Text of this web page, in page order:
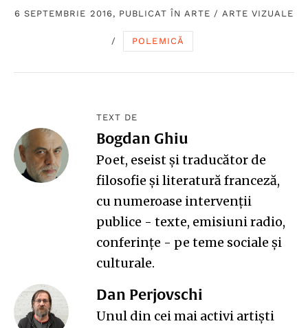
6 SEPTEMBRIE 2016, PUBLICAT ÎNARTE / ARTE VIZUALE
/ POLEMICĂ
TEXT DE
Bogdan Ghiu
Poet, eseist și traducător de
filosofie și literatură franceză,
cu numeroase intervenții
publice - texte, emisiuni radio,
conferințe - pe teme sociale și
culturale.
Dan Perjovschi
Unul din cei mai activi artiști